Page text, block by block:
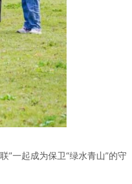
”一起成为保卫“绿水青山”的守